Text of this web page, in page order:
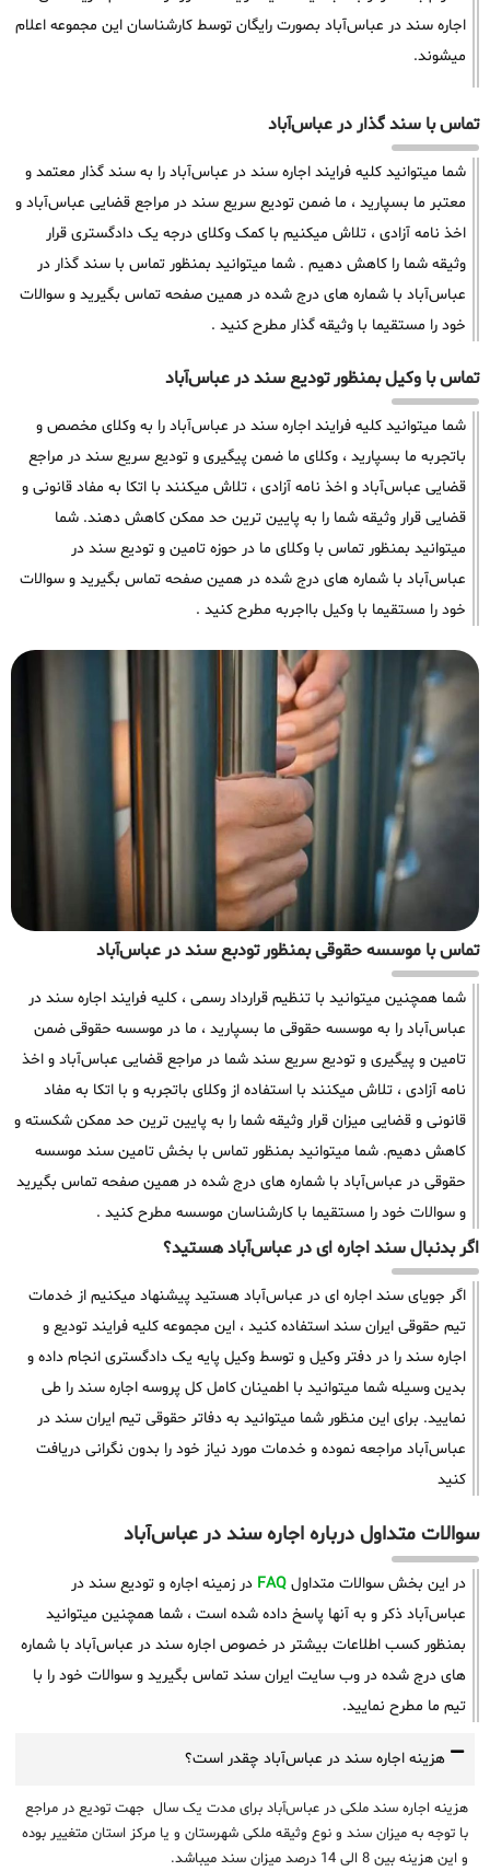
اجاره سند در عباس‌آباد بصورت رایگان توسط کارشناسان این مجموعه اعلام
میشوند.
تماس با سند گذار در عباس‌آباد
شما میتوانید کلیه فرایند اجاره سند در عباس‌آباد را به سند گذار معتمد و
معتبر ما بسپارید ، ما ضمن تودیع سریع سند در مراجع قضایی عباس‌آباد و
اخذ نامه آزادی ، تلاش میکنیم با کمک وکلای درجه یک دادگستری قرار
وثیقه شما را کاهش دهیم . شما میتوانید بمنظور تماس با سند گذار در
عباس‌آباد با شماره های درج شده در همین صفحه تماس بگیرید و سوالات
خود را مستقیما با وثیقه گذار مطرح کنید .
تماس با وکیل بمنظور تودیع سند در عباس‌آباد
شما میتوانید کلیه فرایند اجاره سند در عباس‌آباد را به وکلای مخصص و
باتجربه ما بسپارید ، وکلای ما ضمن پیگیری و تودیع سریع سند در مراجع
قضایی عباس‌آباد و اخذ نامه آزادی ، تلاش میکنند با اتکا به مفاد قانونی و
قضایی قرار وثیقه شما را به پایین ترین حد ممکن کاهش دهند. شما
میتوانید بمنظور تماس با وکلای ما در حوزه تامین و تودیع سند در
عباس‌آباد با شماره های درج شده در همین صفحه تماس بگیرید و سوالات
خود را مستقیما با وکیل بااجربه مطرح کنید .
تماس با موسسه حقوقی بمنظور تودبع سند در عباس‌آباد
شما همچنین میتوانید با تنظیم قرارداد رسمی ، کلیه فرایند اجاره سند در
عباس‌آباد را به موسسه حقوقی ما بسپارید ، ما در موسسه حقوقی ضمن
تامین و پیگیری و تودیع سریع سند شما در مراجع قضایی عباس‌آباد و اخذ
نامه آزادی ، تلاش میکنند با استفاده از وکلای باتجربه و با اتکا به مفاد
قانونی و قضایی میزان قرار وثیقه شما را به پایین ترین حد ممکن شکسته و
کاهش دهیم. شما میتوانید بمنظور تماس با بخش تامین سند موسسه
حقوقی در عباس‌آباد با شماره های درج شده در همین صفحه تماس بگیرید
و سوالات خود را مستقیما با کارشناسان موسسه مطرح کنید .
اگر بدنبال سند اجاره ای در عباس‌آباد هستید؟
اگر جویای سند اجاره ای در عباس‌آباد هستید پیشنهاد میکنیم از خدمات
تیم حقوقی ایران سند استفاده کنید ، این مجموعه کلیه فرایند تودیع و
اجاره سند را در دفتر وکیل و توسط وکیل پایه یک دادگستری انجام داده و
بدین وسیله شما میتوانید با اطمینان کامل کل پروسه اجاره سند را طی
نمایید. برای این منظور شما میتوانید به دفاتر حقوقی تیم ایران سند در
عباس‌آباد مراجعه نموده و خدمات مورد نیاز خود را بدون نگرانی دریافت
کنید
سوالات متداول درباره اجاره سند در عباس‌آباد
در این بخش سوالات متداول FAQ در زمینه اجاره و تودیع سند در
عباس‌آباد ذکر و به آنها پاسخ داده شده است ، شما همچنین میتوانید
بمنظور کسب اطلاعات بیشتر در خصوص اجاره سند در عباس‌آباد با شماره
های درج شده در وب سایت ایران سند تماس بگیرید و سوالات خود را با
تیم ما مطرح نمایید.
هزینه اجاره سند در عباس‌آباد چقدر است؟
هزینه اجاره سند ملکی در عباس‌آباد برای مدت یک سال جهت تودیع در مراجع
با توجه به میزان سند و نوع وثیقه ملکی شهرستان و یا مرکز استان متغییر بوده
و این هزینه بین 8 الی 14 درصد میزان سند میباشد.